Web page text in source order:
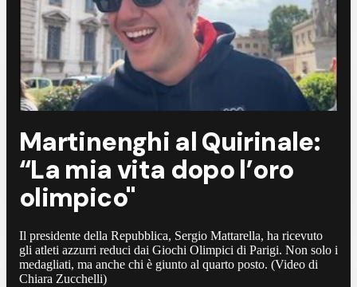
Martinenghi al Quirinale:
“La mia vita dopo l’oro
olimpico"
Il presidente della Repubblica, Sergio Mattarella, ha ricevuto
gli atleti azzurri reduci dai Giochi Olimpici di Parigi. Non solo i
medagliati, ma anche chi è giunto al quarto posto. (Video di
Chiara Zucchelli)